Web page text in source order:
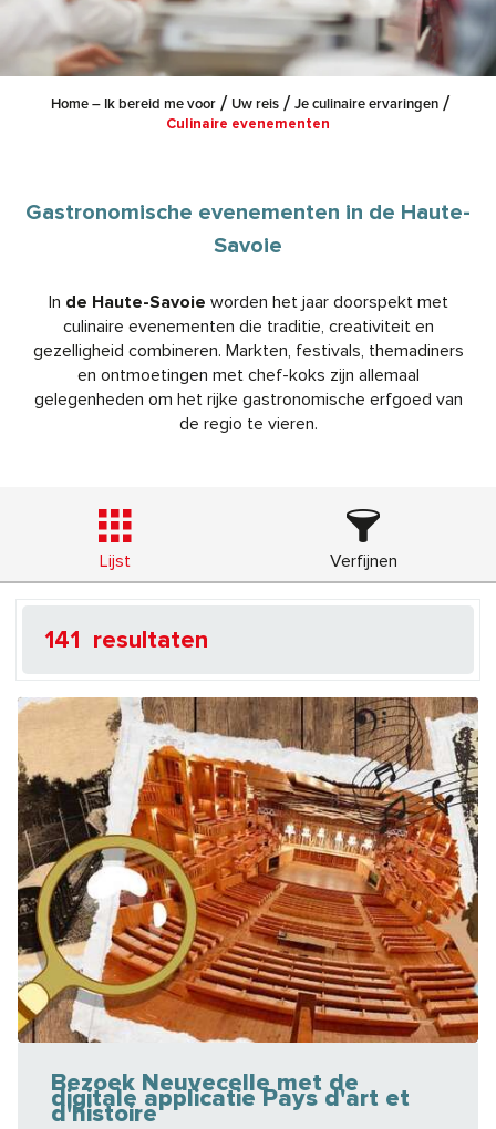
Home – Ik bereid me voor Uw reis
Je culinaire ervaringen
Culinaire evenementen
Gastronomische evenementen in de Haute-
Savoie
In de Haute-Savoie worden het jaar doorspekt met
culinaire evenementen die traditie, creativiteit en
gezelligheid combineren. Markten, festivals, themadiners
en ontmoetingen met chef-koks zijn allemaal
gelegenheden om het rijke gastronomische erfgoed van
de regio te vieren.
Lijst Verfijnen
141 resultaten
Bezoek Neuvecelle met de
digitale applicatie Pays d'art et
d'histoire